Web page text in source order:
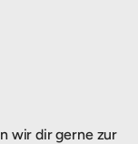
wir dir gerne zur